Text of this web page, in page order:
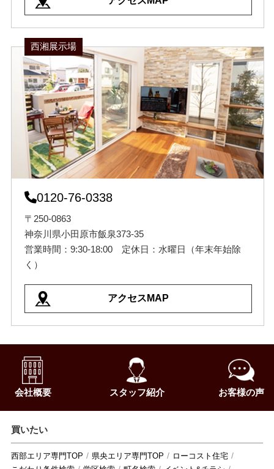
西湘展示場
0120-76-0338
〒250-0863
神奈川県小田原市飯泉373-35
営業時間：9:30-18:00 定休日：水曜日（年末年始除
く）
アクセスMAP
会社概要 スタッフ紹介 お客様の声
買いたい
西部エリア専門TOP 県央エリア専門TOP
ローコスト住宅